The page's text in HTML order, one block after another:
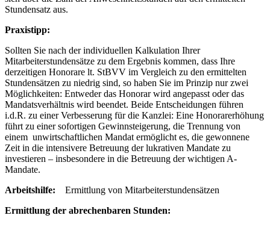
Stundensatz aus.
Praxistipp:
Sollten Sie nach der individuellen Kalkulation Ihrer
Mitarbeiterstundensätze zu dem Ergebnis kommen, dass Ihre
derzeitigen Honorare lt. StBVV im Vergleich zu den ermittelten
Stundensätzen zu niedrig sind, so haben Sie im Prinzip nur zwei
Möglichkeiten: Entweder das Honorar wird angepasst oder das
Mandatsverhältnis wird beendet. Beide Entscheidungen führen
i.d.R. zu einer Verbesserung für die Kanzlei: Eine Honorarerhöhung
führt zu einer sofortigen Gewinnsteigerung, die Trennung von
einem unwirtschaftlichen Mandat ermöglicht es, die gewonnene
Zeit in die intensivere Betreuung der lukrativen Mandate zu
investieren – insbesondere in die Betreuung der wichtigen A-
Mandate.
Arbeitshilfe:
Ermittlung von Mitarbeiterstundensätzen
Ermittlung der abrechenbaren Stunden: